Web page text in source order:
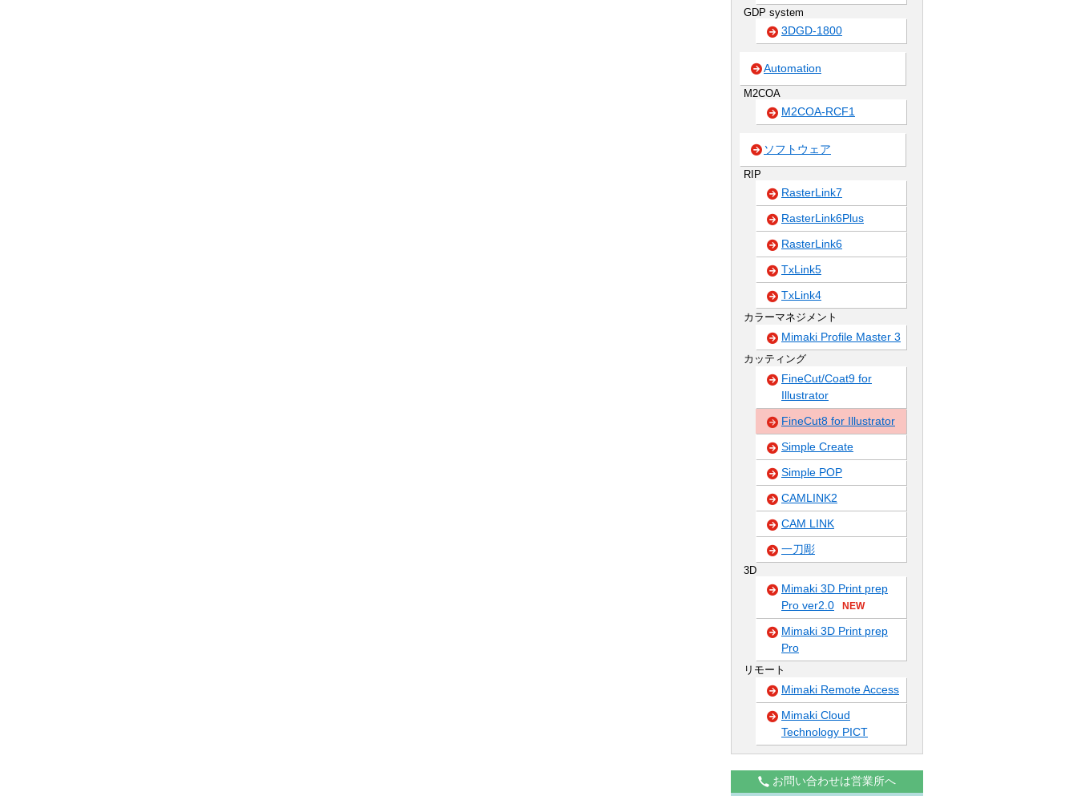
GDP system
3DGD-1800
Automation
M2COA
M2COA-RCF1
ソフトウェア
RIP
RasterLink7
RasterLink6Plus
RasterLink6
TxLink5
TxLink4
カラーマネジメント
Mimaki Profile Master 3
カッティング
FineCut/Coat9 for
Illustrator
FineCut8 for Illustrator
Simple Create
Simple POP
CAMLINK2
CAM LINK
一刀彫
3D
Mimaki 3D Print prep
Pro ver2.0
NEW
Mimaki 3D Print prep
Pro
リモート
Mimaki Remote Access
Mimaki Cloud
Technology PICT
お問い合わせは営業所へ